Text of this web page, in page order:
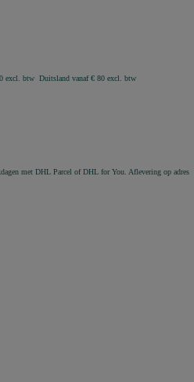
excl. btw Duitsland vanaf € 80 excl. btw
met DHL Parcel of DHL for You. Aflevering op adres